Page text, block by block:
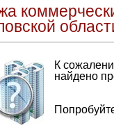
К
найдено